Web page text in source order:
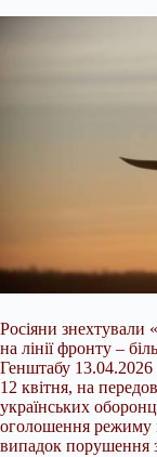
Росіяни знехтували
на лінії фронту –
Генштабу
12 квітня, на
українських
оголошення режиму
випадок порушення